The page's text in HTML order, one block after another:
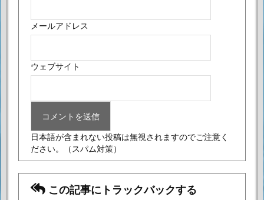
メールアドレス
ウェブサイト
日本語が含まれない投稿は無視されますのでご注意く
ださい。
（スパム対策）
この記事にトラックバックする